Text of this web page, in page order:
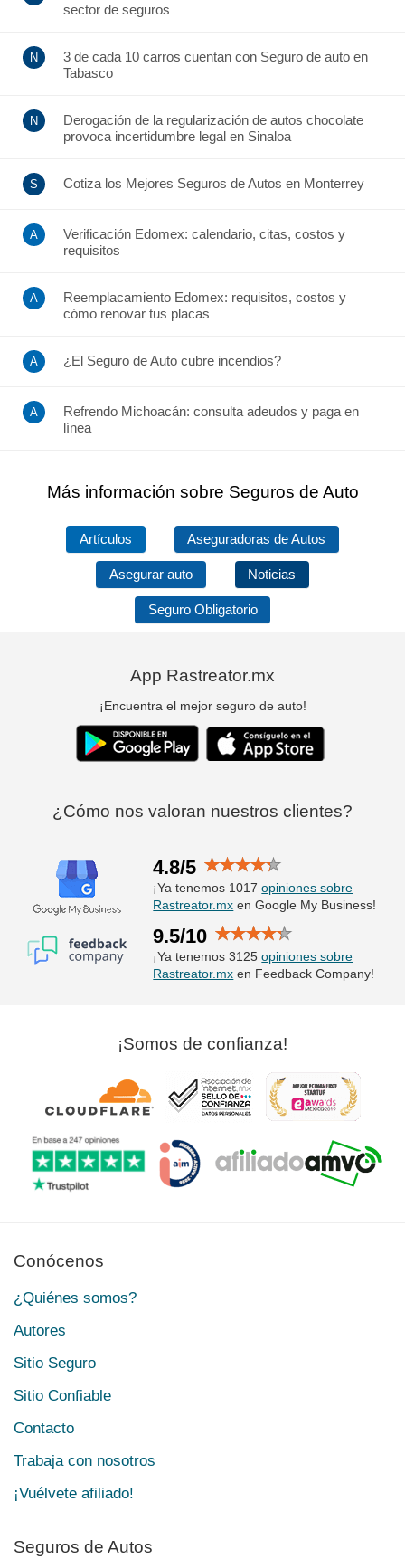
sector de seguros
3 de cada 10 carros cuentan con Seguro de auto en
Tabasco
Derogación de la regularización de autos chocolate
provoca incertidumbre legal en Sinaloa
Cotiza los Mejores Seguros de Autos en Monterrey
Verificación Edomex: calendario, citas, costos y
requisitos
Reemplacamiento Edomex: requisitos, costos y
cómo renovar tus placas
¿El Seguro de Auto cubre incendios?
Refrendo Michoacán: consulta adeudos y paga en
línea
Más información sobre Seguros de Auto
Artículos Aseguradoras de Autos
Asegurar auto Noticias
Seguro Obligatorio
App Rastreator.mx
¡Encuentra el mejor seguro de auto!
¿Cómo nos valoran nuestros clientes?
4.8/5
¡Ya tenemos 1017opiniones sobre
Rastreator.mx en Google My Business!
9.5/10
¡Ya tenemos 3125opiniones sobre
Rastreator.mx en Feedback Company!
¡Somos de confianza!
Conócenos
¿Quiénes somos?
Autores
Sitio Seguro
Sitio Confiable
Contacto
Trabaja con nosotros
¡Vuélvete afiliado!
Seguros de Autos